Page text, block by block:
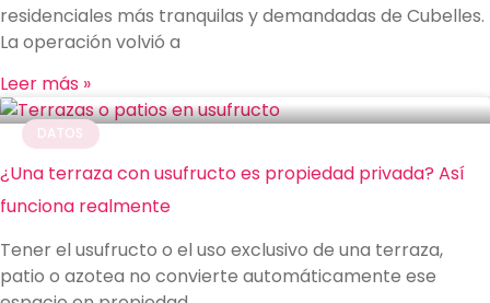
residenciales más tranquilas y demandadas de Cubelles.
La operación volvió a
Leer más »
DATOS
¿Una terraza con usufructo es propiedad privada? Así
funciona realmente
Tener el usufructo o el uso exclusivo de una terraza,
patio o azotea no convierte automáticamente ese